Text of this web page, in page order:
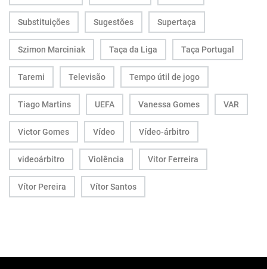
Substituições Sugestões Supertaça
Szimon Marciniak Taça da Liga Taça Portugal
Taremi Televisão Tempo útil de jogo
Tiago Martins UEFA Vanessa Gomes VAR
Victor Gomes Vídeo Vídeo-árbitro
videoárbitro Violência Vitor Ferreira
Vítor Pereira Vítor Santos